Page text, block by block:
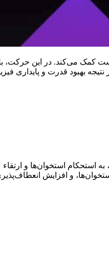
کمک می‌کند. در این حرکت،
بهبود قدرت و پایداری
استخوان‌ها و ارتقاء
و افزایش